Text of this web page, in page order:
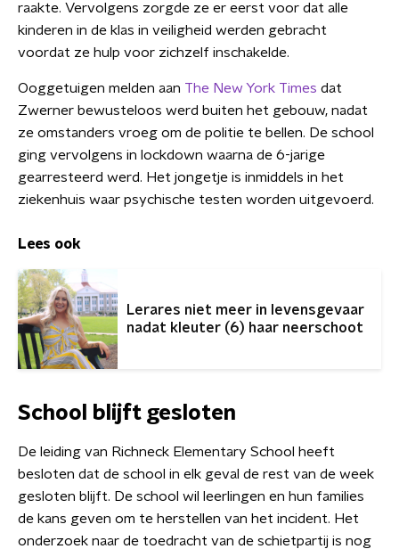
raakte. Vervolgens zorgde ze er eerst voor dat alle
kinderen in de klas in veiligheid werden gebracht
voordat ze hulp voor zichzelf inschakelde.
Ooggetuigen melden aan The New York Times dat
Zwerner bewusteloos werd buiten het gebouw, nadat
ze omstanders vroeg om de politie te bellen. De school
ging vervolgens in lockdown waarna de 6-jarige
gearresteerd werd. Het jongetje is inmiddels in het
ziekenhuis waar psychische testen worden uitgevoerd.
Lees ook
Lerares niet meer in levensgevaar
nadat kleuter (6) haar neerschoot
School blijft gesloten
De leiding van Richneck Elementary School heeft
besloten dat de school in elk geval de rest van de week
gesloten blijft. De school wil leerlingen en hun families
de kans geven om te herstellen van het incident. Het
onderzoek naar de toedracht van de schietpartij is nog